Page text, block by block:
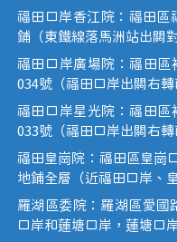
福田口岸香江院：福田區
鋪（東鐵線落馬洲站出關
福田口岸廣場院：福田
034號（福田口岸出關右轉
福田口岸星光院：福田
033號（福田口岸出關右轉
福田皇崗院：福田區皇崗
地鋪全層（近福田口岸、
羅湖區委院：羅湖區愛國
口岸和蓮塘口岸，蓮塘口